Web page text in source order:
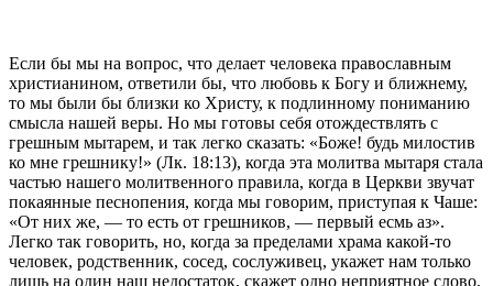
Если бы мы на вопрос, что делает человека православным
христианином, ответили бы, что любовь к Богу и ближнему,
то мы были бы близки ко Христу, к подлинному пониманию
смысла нашей веры. Но мы готовы себя отождествлять с
грешным мытарем, и так легко сказать: «Боже! будь милостив
ко мне грешнику!» (Лк. 18:13), когда эта молитва мытаря стала
частью нашего молитвенного правила, когда в Церкви звучат
покаянные песнопения, когда мы говорим, приступая к Чаше:
«От них же, — то есть от грешников, — первый есмь аз».
Легко так говорить, но, когда за пределами храма какой-то
человек, родственник, сосед, сослуживец, укажет нам только
лишь на один наш недостаток, скажет одно неприятное слово,